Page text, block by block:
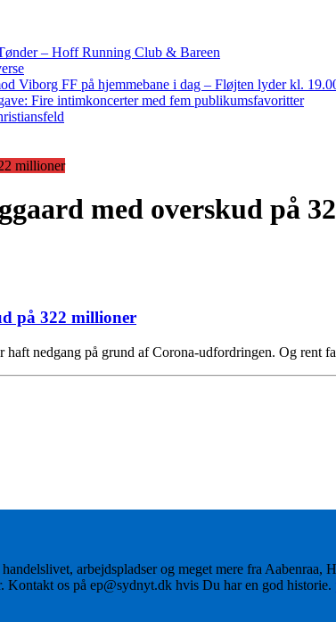
– Hoff Running Club & Bareen
Viborg FF på hjemmebane i dag – Fløjten lyder kl.
Fire intimkoncerter med fem publikumsfavoritter
millioner
med overskud på
på 322 millioner
nedgang på grund af Corona-udfordringen. Og rent
arbejdspladser og meget mere fra
Kontakt os på ep@sydnyt.dk hvis Du har en god historie.